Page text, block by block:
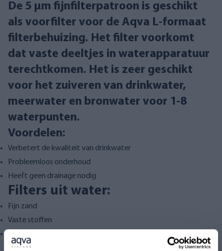
De 5 µm fijnfilterpatroon is geschikt
als voorfilter voor de Aqva L-formaat
filterbehuizing. Het filter voorkomt
dat vaste deeltjes in waterapparatuur
terechtkomen. Het is zeer geschikt
voor het zuiveren van drinkwater,
meerwater en bronwater voor 1-8
waterpunten.
Voordelen:
Verbetert de kwaliteit van drinkwater
Probleemloos onderhoud
Heeft geen drainage nodig
Filters uit water:
Fijn zand
Vaste stoffen